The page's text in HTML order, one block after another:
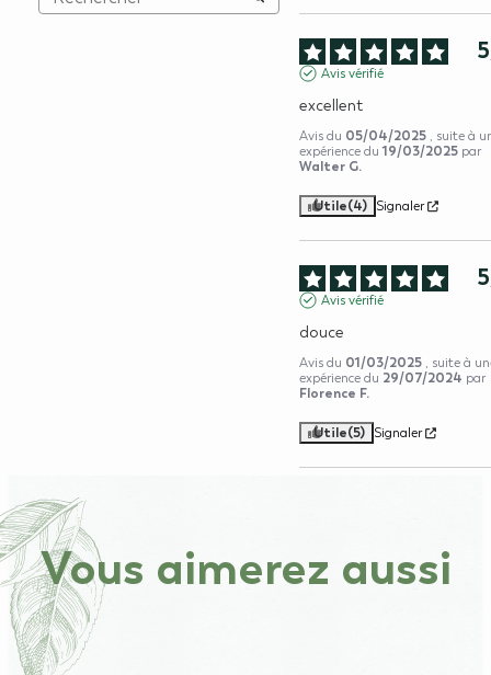
5
Avis vérifié
excellent
Avis du 05/04/2025 , suite à
expérience du19/03/2025 par
Walter G.
Utile(4) Signaler
5
Avis vérifié
douce
Avis du 01/03/2025 , suite à
expérience du 29/07/2024 par
Florence F.
Utile(5) Signaler
Vous aimerez aussi